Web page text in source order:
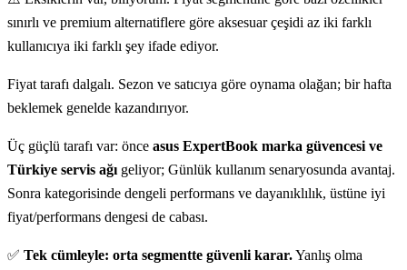
sınırlı ve premium alternatiflere göre aksesuar çeşidi az iki farklı
kullanıcıya iki farklı şey ifade ediyor.
Fiyat tarafı dalgalı. Sezon ve satıcıya göre oynama olağan; bir hafta
beklemek genelde kazandırıyor.
Üç güçlü tarafı var: önce asus ExpertBook marka güvencesi ve
Türkiye servis ağıgeliyor; Günlük kullanım senaryosunda avantaj.
Sonra kategorisinde dengeli performans ve dayanıklılık, üstüne iyi
fiyat/performans dengesi de cabası.
✅ Tek cümleyle: orta segmentte güvenli karar.Yanlış olma